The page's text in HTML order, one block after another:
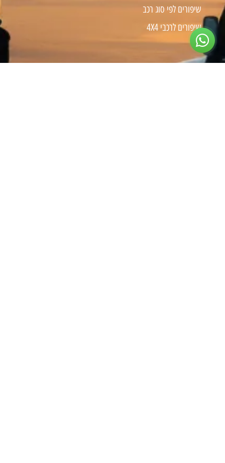
שיפורים לפי סוג רכב
שיפורים לרכבי 4X4